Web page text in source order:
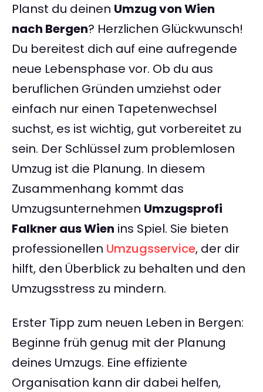
Planst du deinen Umzug von Wien
nach Bergen? Herzlichen Glückwunsch!
Du bereitest dich auf eine aufregende
neue Lebensphase vor. Ob du aus
beruflichen Gründen umziehst oder
einfach nur einen Tapetenwechsel
suchst, es ist wichtig, gut vorbereitet zu
sein. Der Schlüssel zum problemlosen
Umzug ist die Planung. In diesem
Zusammenhang kommt das
Umzugsunternehmen Umzugsprofi
Falkner aus Wien ins Spiel. Sie bieten
professionellen Umzugsservice, der dir
hilft, den Überblick zu behalten und den
Umzugsstress zu mindern.
Erster Tipp zum neuen Leben in Bergen:
Beginne früh genug mit der Planung
deines Umzugs. Eine effiziente
Organisation kann dir dabei helfen,